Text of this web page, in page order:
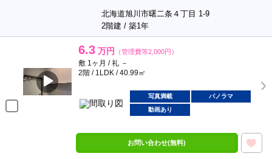
北海道旭川市曙二条４丁目 1-9
2階建 / 築1年
6.3 万円 （管理費等2,000円）
敷 1ヶ月 / 礼 －
2階 / 1LDK / 40.99㎡
写真満載
パノラマ
動画あり
お問い合わせ(無料)